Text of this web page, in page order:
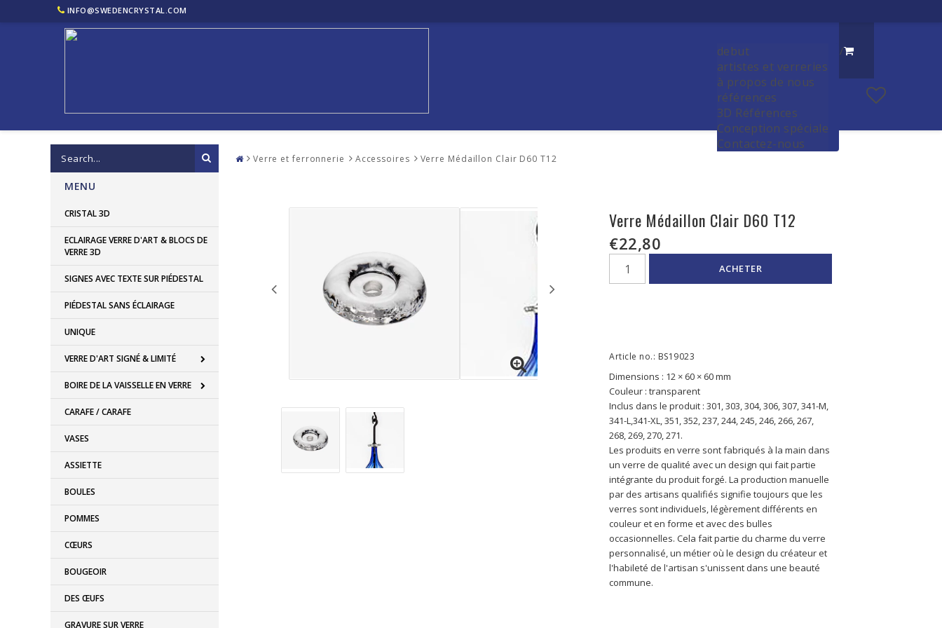
INFO@SWEDENCRYSTAL.COM
/
debut
artistes et verreries
à propos de nous
références
3D Références
Conception spéciale
Contactez-nous
MENU
CRISTAL 3D
ECLAIRAGE VERRE D'ART & BLOCS DE
VERRE 3D
SIGNES AVEC TEXTE SUR PIÉDESTAL
PIÉDESTAL SANS ÉCLAIRAGE
UNIQUE
VERRE D'ART SIGNÉ & LIMITÉ
BOIRE DE LA VAISSELLE EN VERRE
CARAFE / CARAFE
VASES
ASSIETTE
BOULES
POMMES
CŒURS
BOUGEOIR
DES ŒUFS
GRAVURE SUR VERRE
Verre et ferronnerie Accessoires Verre Médaillon Clair D60 T12
Verre Médaillon Clair D60 T12
€22,80
ACHETER
Article no.: BS19023
Dimensions : 12 × 60 × 60 mm
Couleur : transparent
Inclus dans le produit : 301, 303, 304, 306, 307, 341-M,
341-L,341-XL, 351, 352, 237, 244, 245, 246, 266, 267,
268, 269, 270, 271.
Les produits en verre sont fabriqués à la main dans
un verre de qualité avec un design qui fait partie
intégrante du produit forgé. La production manuelle
par des artisans qualifiés signifie toujours que les
verres sont individuels, légèrement différents en
couleur et en forme et avec des bulles
occasionnelles. Cela fait partie du charme du verre
personnalisé, un métier où le design du créateur et
l'habileté de l'artisan s'unissent dans une beauté
commune.